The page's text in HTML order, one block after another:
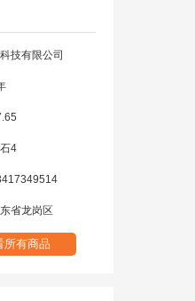
技有限公司
4
省龙岗区
所有商品